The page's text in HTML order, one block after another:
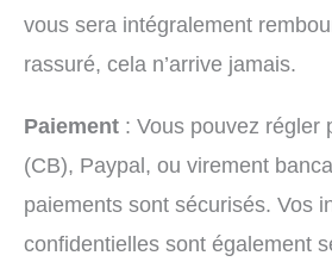
vous sera intégralement
rassuré, cela n’arrive jamais.
Paiement : Vous pouvez régler
(CB), Paypal, ou virement
paiements sont sécurisés. Vos
confidentielles sont également